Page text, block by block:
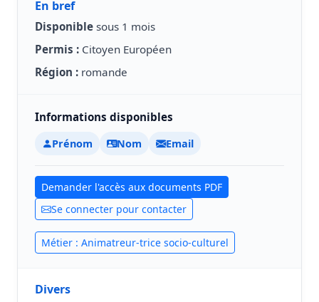
En bref
Disponible sous 1 mois
Permis : Citoyen Européen
Région : romande
Informations disponibles
Prénom Nom Email
Demander l'accès aux documents PDF
Se connecter pour contacter
Métier : Animatreur-trice socio-culturel
Divers